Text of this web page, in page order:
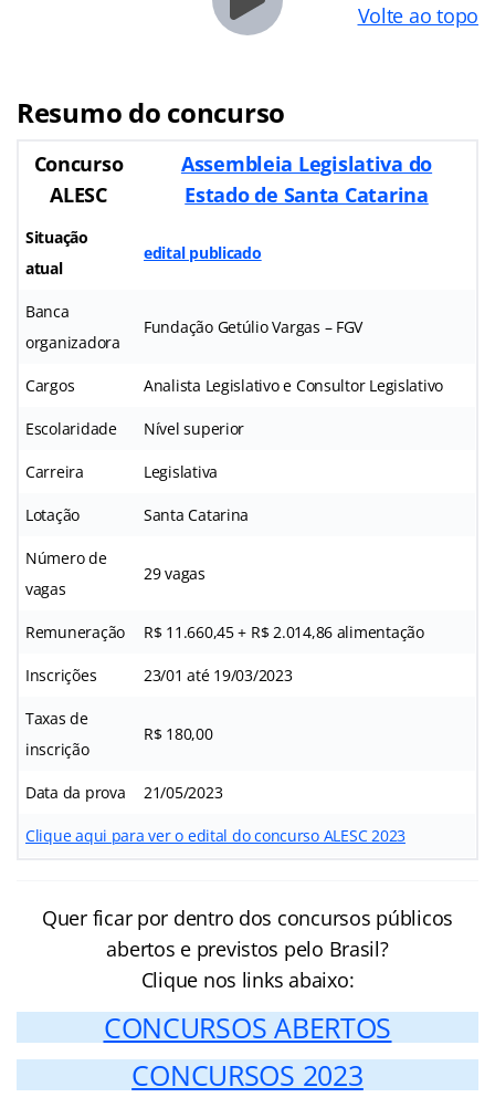
Volte ao topo
Resumo do concurso
Concurso
ALESC
Assembleia Legislativa do
Estado de Santa Catarina
Situação
atual
edital publicado
Banca
organizadora
Fundação Getúlio Vargas – FGV
Cargos Analista Legislativo e Consultor Legislativo
Escolaridade Nível superior
Carreira Legislativa
Lotação Santa Catarina
Número de
vagas
29 vagas
Remuneração R$ 11.660,45 + R$ 2.014,86 alimentação
Inscrições 23/01 até 19/03/2023
Taxas de
inscrição
R$ 180,00
Data da prova 21/05/2023
Clique aqui para ver o edital do concurso ALESC 2023
Quer ficar por dentro dos concursos públicos
abertos e previstos pelo Brasil?
Clique nos links abaixo:
CONCURSOS ABERTOS
CONCURSOS 2023